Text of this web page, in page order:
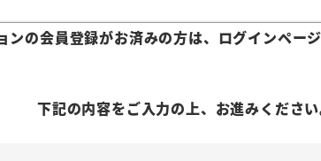
の会員登録がお済みの方は、ログインペー
下記の内容をご入力の上、お進みください